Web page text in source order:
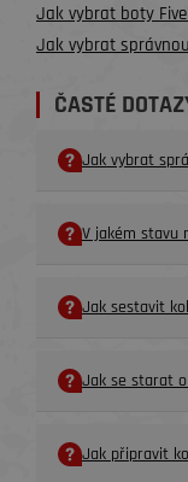
Jak vybrat boty Five
Jak vybrat
ČASTÉ
Jak vybrat
V jakém stavu
Jak sestavit
Jak se starat
Jak připravit